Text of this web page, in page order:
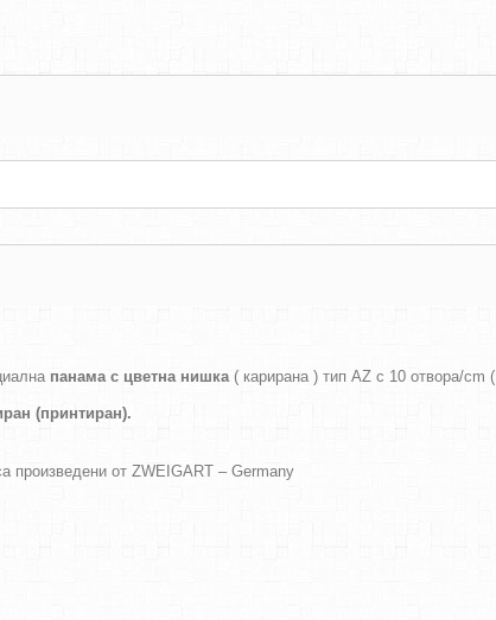
панама с цветна нишка( карирана ) тип AZ с 10 отвора/cm (
(принтиран).
произведени от ZWEIGART – Germany